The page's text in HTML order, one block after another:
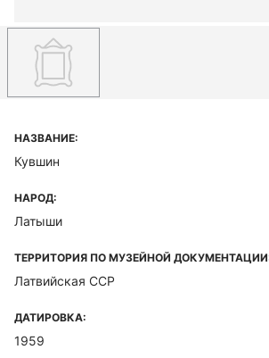
НАЗВАНИЕ:
Кувшин
НАРОД:
Латыши
ТЕРРИТОРИЯ ПО МУЗЕЙНОЙ
Латвийская ССР
ДАТИРОВКА:
1959